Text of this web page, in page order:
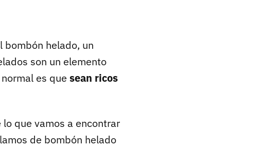
bombón helado, un
son un elemento
es que sean ricos
que vamos a encontrar
de bombón helado